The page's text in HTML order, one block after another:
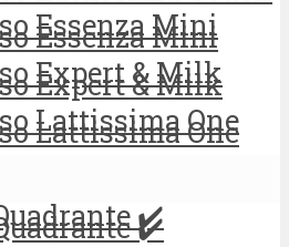
Essenza Mini
Expert & Milk
Lattissima One
✔️
Essenza Mini
Expert & Milk
Lattissima One
✔️